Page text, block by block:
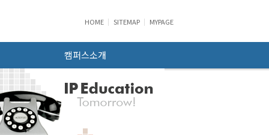
HOME SITEMAP MYPAGE
캠퍼스소개